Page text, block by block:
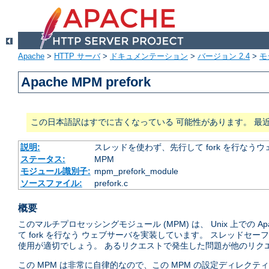
Apache > HTTP サーバ> ドキュメンテーション > バージョン 2.4 >
Apache MPM prefork
この日本語訳はすでに古くなっている 可能性があります。 最
説明:
スレッドを使わず、先行して fork を行なうウ
ステータス:
MPM
モジュール識別子: mpm_prefork_module
ソースファイル:
prefork.c
概要
このマルチプロセッシングモジュール (MPM) は、 Unix 上での
て fork を行なう ウェブサーバを実装しています。 スレッドセー
使用が適切でしょう。 あるリクエストで発生した問題が他のリ
この MPM は非常に自律的なので、この MPM の設定ディレク